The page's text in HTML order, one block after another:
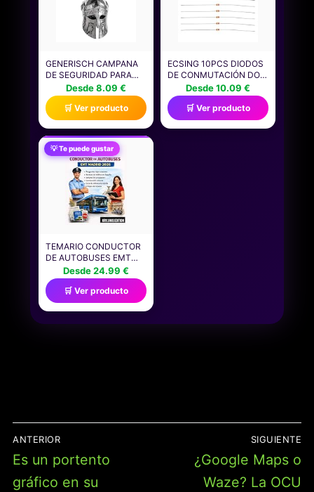
GENERISCH CAMPANA
DE SEGURIDAD PARA
MOTOCICLISTA, HECHA
DE METAL SÓLIDO Y
COMPACTO, COLGANTE
DE SEGURIDAD
GREMLIN, PARA
PROTECCIÓN DEL
CONDUCTOR, VIAJES,
LLAVERO, TERCIOPELO
Desde 8.09 €
🛒 Ver producto
ECSING 10PCS DIODOS
DE CONMUTACIÓN DO-
34 80V 130MA
COMPATIBLE CON
ROHM 1SS133
SEMICONDUCTORES DE
ALTA VELOCIDAD PARA
Desde 10.09 €
🛒 Ver producto
💡 Te puede gustar
TEMARIO CONDUCTOR
DE AUTOBUSES EMT
MADRID 2026:
PREGUNTAS TIPO
EXAMEN, NORMAS DE
TRÁFICO, SEÑALES DE
CIRCULACIÓN,
CONDUCCIÓN URBANA,
Desde 24.99 €
🛒 Ver producto
NAVEGACIÓN
DE
ENTRADAS
ANTERIOR
Entrada
anterior:
Es un portento
gráfico en su
SIGUIENTE
Entrada
siguiente:
¿Google Maps o
Waze? La OCU